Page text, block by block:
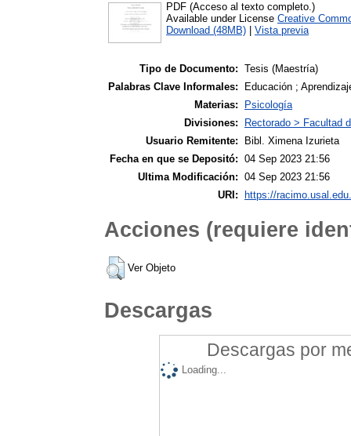
PDF (Acceso al texto completo.)
Available under License Creative
Download (48MB)
Vista previa
Tipo de Documento: Tesis (Maestría)
Palabras Clave Informales:
Educación ;
Materias:
Psicología
Divisiones:
Rectorado > Facultad
Usuario Remitente:
Bibl. Ximena Izurieta
Fecha en que se Depositó: 04 Sep 2023 21:56
Ultima Modificación: 04 Sep 2023 21:56
URI:
https://
Acciones (requiere
Ver Objeto
Descargas
Descargas por
Loading...